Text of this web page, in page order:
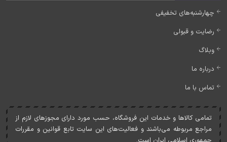
چهارشنبه‌های تخفیفی
رضایت و قبولی
وبلاگ
درباره ما
تماس با ما
تمامی کالاها و خدمات اين فروشگاه، حسب مورد دارای مجوزهای لازم از
مراجع مربوطه می‌باشند و فعاليت‌های اين سايت تابع قوانين و مقررات